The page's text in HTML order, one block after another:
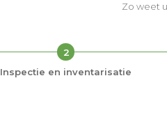
Zo weet
2
Inspectie en inventarisatie